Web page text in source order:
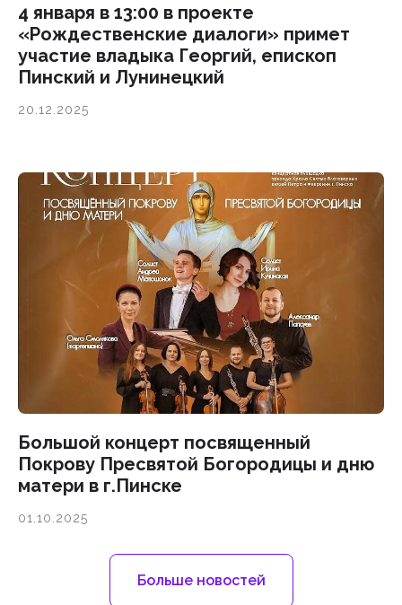
4 января в 13:00 в проекте
«Рождественские диалоги» примет
участие владыка Георгий, епископ
Пинский и Лунинецкий
20.12.2025
Большой концерт посвященный
Покрову Пресвятой Богородицы и дню
матери в г.Пинске
01.10.2025
Больше новостей